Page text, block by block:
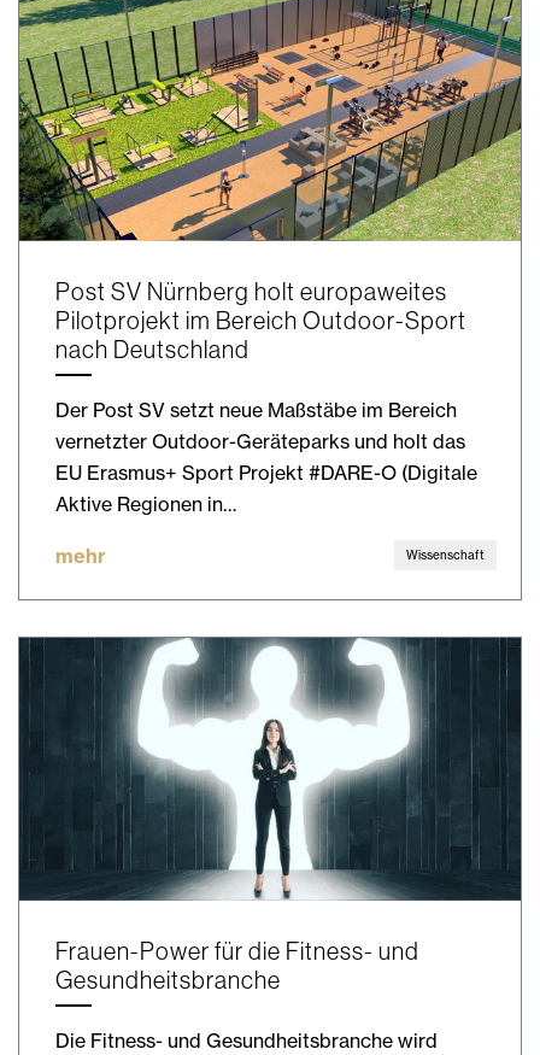
Post SV Nürnberg holt europaweites
Pilotprojekt im Bereich Outdoor-Sport
nach Deutschland
Der Post SV setzt neue Maßstäbe im Bereich
vernetzter Outdoor-Geräteparks und holt das
EU Erasmus+ Sport Projekt #DARE-O (Digitale
Aktive Regionen in…
mehr Wissenschaft
Frauen-Power für die Fitness- und
Gesundheitsbranche
Die Fitness- und Gesundheitsbranche wird